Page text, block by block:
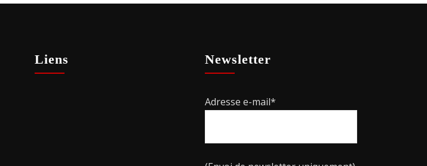
Liens Newsletter
Adresse e-mail*